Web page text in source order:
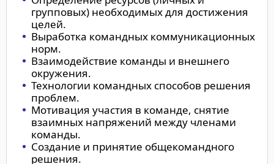
групповых) необходимых для достижения
целей.
Выработка командных коммуникационных
норм.
Взаимодействие команды и внешнего
окружения.
Технологии командных способов решения
проблем.
Мотивация участия в команде, снятие
взаимных напряжений между членами
команды.
Создание и принятие общекомандного
решения.